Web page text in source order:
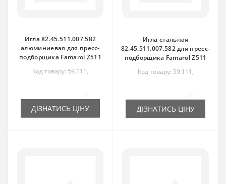
Игла 82.45.511.007.582
алюминиевая для пресс-
подборщика Famarol Z511
Код товару: 59.111,
ДІЗНАТИСЬ ЦІНУ
Игла стальная
82.45.511.007.582 для пресс-
подборщика Famarol Z511
Код товару: 59.111,
ДІЗНАТИСЬ ЦІНУ